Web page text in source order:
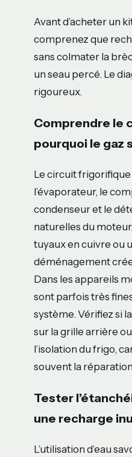
Avant d’acheter un
comprenez que
sans colmater la
un seau percé. Le
rigoureux.
Comprendre le
pourquoi le gaz
Le circuit
l’évaporateur, le
condenseur et le
naturelles du
tuyaux en cuivre ou
déménagement
Dans les appareils
sont parfois très
système. Vérifiez si
sur la grille arrière
l’isolation du frigo,
souvent la
Tester
une recharge
L’utilisation d’eau